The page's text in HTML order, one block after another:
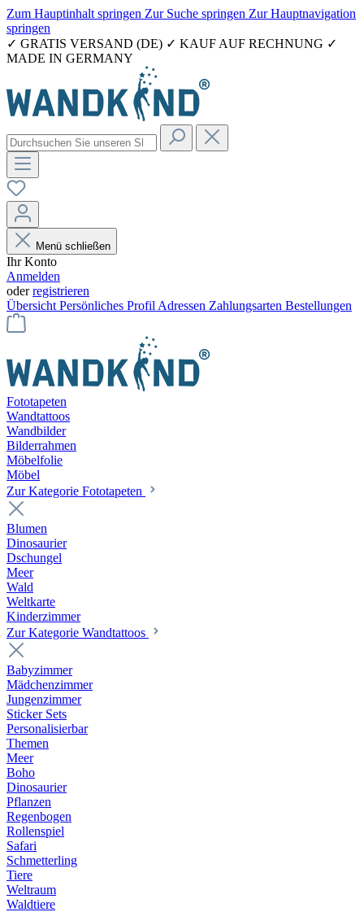
Zum Hauptinhalt springen Zur Suche springen Zur Hauptnavigation
springen
✓ GRATIS VERSAND (DE) ✓ KAUF AUF RECHNUNG ✓
MADE IN GERMANY
Menü schließen
Ihr Konto
Anmelden
oderregistrieren
Übersicht Persönliches Profil Adressen Zahlungsarten Bestellungen
Fototapeten
Wandtattoos
Wandbilder
Bilderrahmen
Möbelfolie
Möbel
Zur Kategorie Fototapeten
Blumen
Dinosaurier
Dschungel
Meer
Wald
Weltkarte
Kinderzimmer
Zur Kategorie Wandtattoos
Babyzimmer
Mädchenzimmer
Jungenzimmer
Sticker Sets
Personalisierbar
Themen
Meer
Boho
Dinosaurier
Pflanzen
Regenbogen
Rollenspiel
Safari
Schmetterling
Tiere
Weltraum
Waldtiere